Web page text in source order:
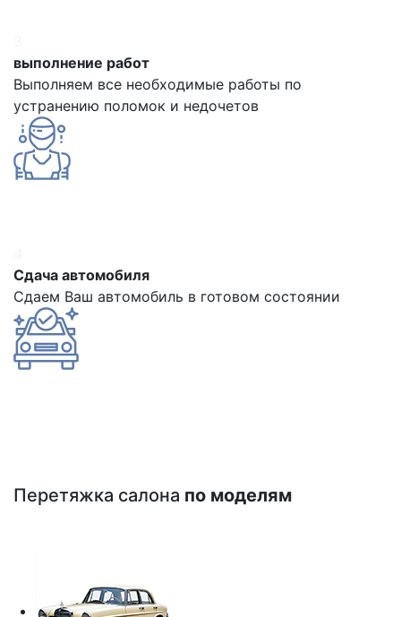
выполнение работ
Выполняем все необходимые работы по
устранению поломок и недочетов
Сдача автомобиля
Сдаем Ваш автомобиль в готовом состоянии
Перетяжка салона по моделям